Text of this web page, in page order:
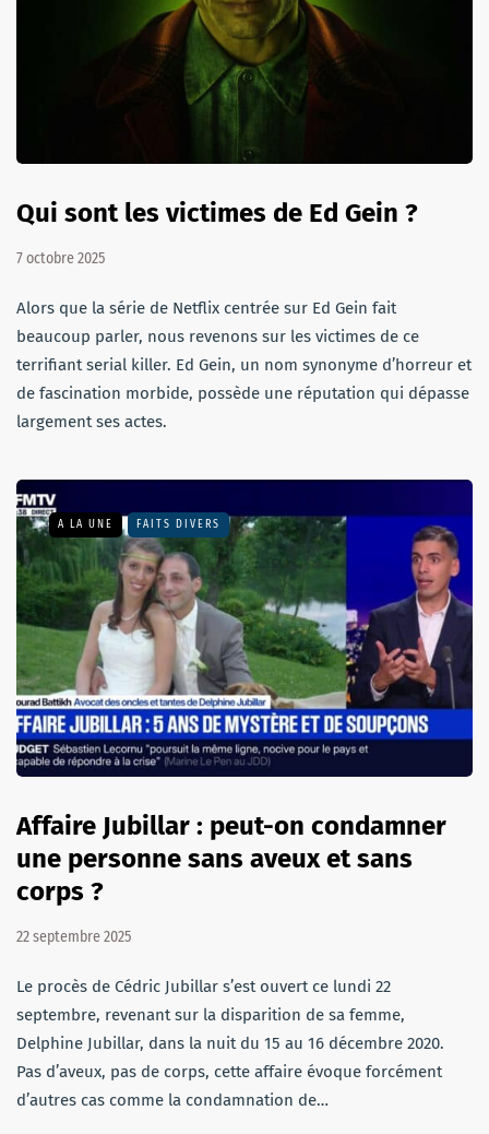
Qui sont les victimes de Ed Gein ?
7 octobre 2025
Alors que la série de Netflix centrée sur Ed Gein fait
beaucoup parler, nous revenons sur les victimes de ce
terrifiant serial killer. Ed Gein, un nom synonyme d’horreur et
de fascination morbide, possède une réputation qui dépasse
largement ses actes.
A LA UNE FAITS DIVERS
Affaire Jubillar : peut-on condamner
une personne sans aveux et sans
corps ?
22 septembre 2025
Le procès de Cédric Jubillar s’est ouvert ce lundi 22
septembre, revenant sur la disparition de sa femme,
Delphine Jubillar, dans la nuit du 15 au 16 décembre 2020.
Pas d’aveux, pas de corps, cette affaire évoque forcément
d’autres cas comme la condamnation de…